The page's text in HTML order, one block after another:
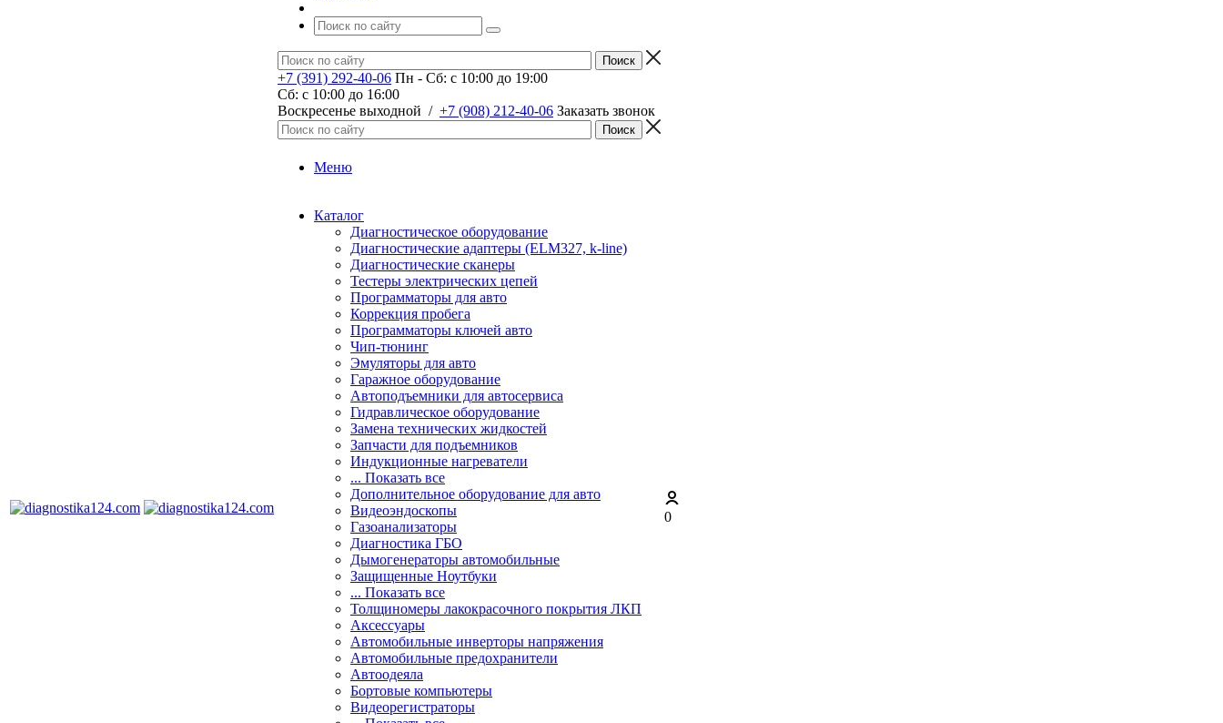
+7 (391) 292-40-06 Пн - Сб: c 10:00 до 19:00
Сб: c 10:00 до 16:00
​Воскресенье выходной / +7 (908) 212-40-06 Заказать звонок
Меню
Каталог
Диагностическое оборудование
Диагностические адаптеры (ELM327, k-line)
Диагностические сканеры
Тестеры электрических цепей
Программаторы для авто
Коррекция пробега
Программаторы ключей авто
Чип-тюнинг
Эмуляторы для авто
Гаражное оборудование
Автоподъемники для автосервиса
Гидравлическое оборудование
Замена технических жидкостей
Запчасти для подъемников
Индукционные нагреватели
... Показать все
Дополнительное оборудование для авто
Видеоэндоскопы
Газоанализаторы
Диагностика ГБО
Дымогенераторы автомобильные
Защищенные Ноутбуки
... Показать все
Толщиномеры лакокрасочного покрытия ЛКП
Аксессуары
Автомобильные инверторы напряжения
Автомобильные предохранители
Автоодеяла
Бортовые компьютеры
Видеорегистраторы
0